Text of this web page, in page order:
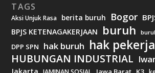
TAGS
Aksi Unjuk Rasa berita buruh Bogor
BPJS KETENAGAKERJAAN buruh
DPP SPN hak buruh hak pekerja
HUBUNGAN INDUSTRIAL
Jakarta